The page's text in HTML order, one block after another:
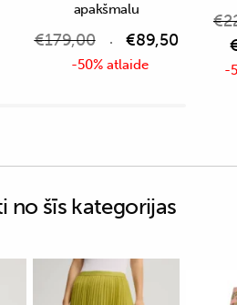
apakšmalu
€179,00 €89,50
-50% atlaide
€
-
no šīs kategorijas